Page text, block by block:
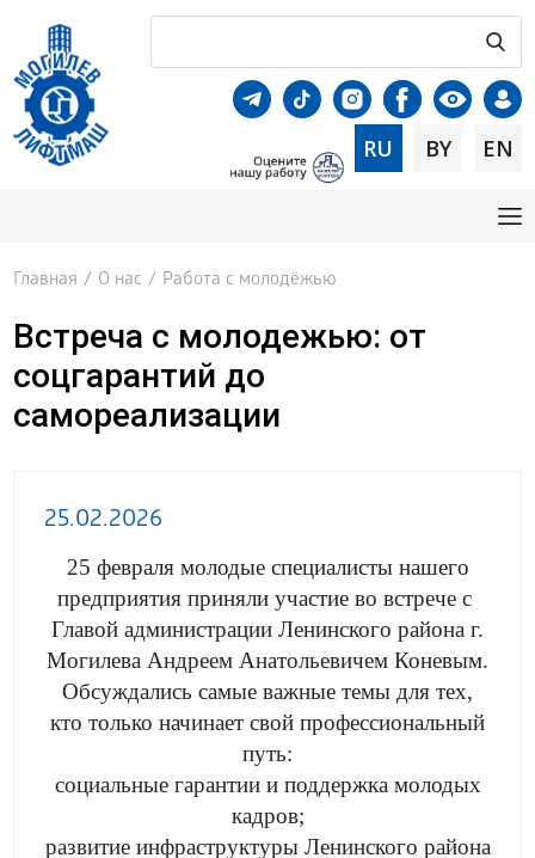
RU BY EN
Главная / О нас / Работа с молодёжью
Встреча с молодежью: от
соцгарантий до
самореализации
25.02.2026
25 февраля молодые специалисты нашего
предприятия приняли участие во встрече с
Главой администрации Ленинского района г.
Могилева Андреем Анатольевичем Коневым.
Обсуждались самые важные темы для тех,
кто только начинает свой профессиональный
путь:
социальные гарантии и поддержка молодых
кадров;
развитие инфраструктуры Ленинского района